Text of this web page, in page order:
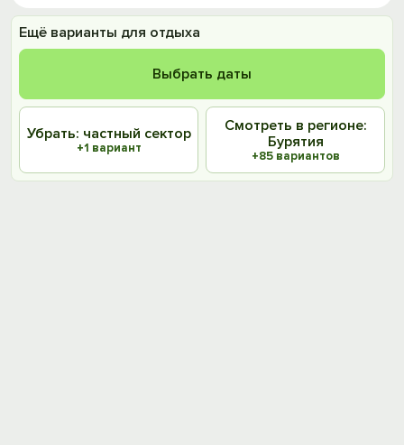
Ещё варианты для отдыха
Выбрать даты
Убрать: частный сектор
+1 вариант
Смотреть в регионе:
Бурятия
+85 вариантов